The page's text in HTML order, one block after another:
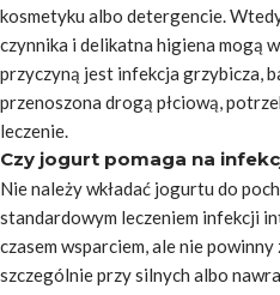
kosmetyku albo detergencie.
czynnika i delikatna higiena mogą
przyczyną jest infekcja grzybicza,
przenoszona drogą płciową,
leczenie.
Czy jogurt pomaga na
Nie należy wkładać jogurtu do
standardowym leczeniem infekcji
czasem wsparciem, ale nie
szczególnie przy silnych albo